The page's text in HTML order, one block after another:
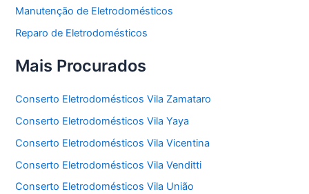
Manutenção de Eletrodomésticos
Reparo de Eletrodomésticos
Mais Procurados
Conserto Eletrodomésticos Vila Zamataro
Conserto Eletrodomésticos Vila Yaya
Conserto Eletrodomésticos Vila Vicentina
Conserto Eletrodomésticos Vila Venditti
Conserto Eletrodomésticos Vila União